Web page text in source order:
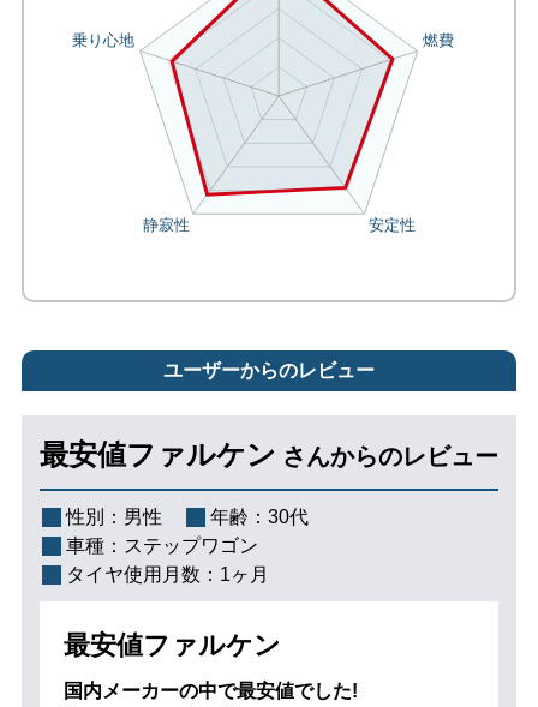
ユーザーからのレビュー
最安値ファルケン さんからのレビュー
性別： 男性 年齢： 30代
車種： ステップワゴン
タイヤ使用月数： 1ヶ月
最安値ファルケン
国内メーカーの中で最安値でした!